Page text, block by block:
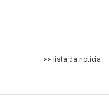
>> lista da notícia